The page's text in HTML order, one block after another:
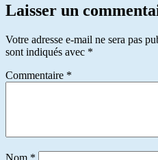
Laisser un
Votre adresse e-mail ne sera pas
sont indiqués avec *
Commentaire *
Nom *